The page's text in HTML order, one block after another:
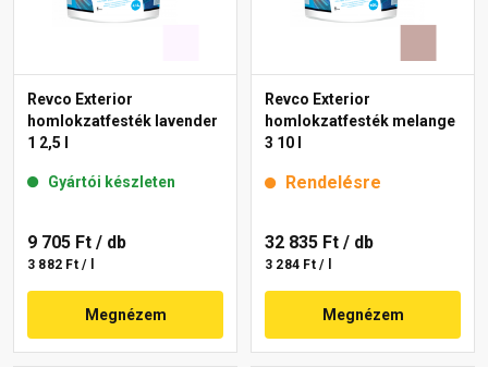
Revco Exterior
homlokzatfesték lavender
1 2,5 l
Gyártói készleten
9 705 Ft / db
3 882 Ft / l
Megnézem
Revco Exterior
homlokzatfesték melange
3 10 l
Rendelésre
32 835 Ft / db
3 284 Ft / l
Megnézem